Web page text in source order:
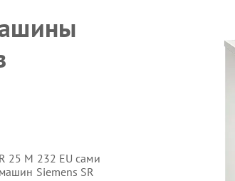
25 M 232 EU сами
Siemens SR